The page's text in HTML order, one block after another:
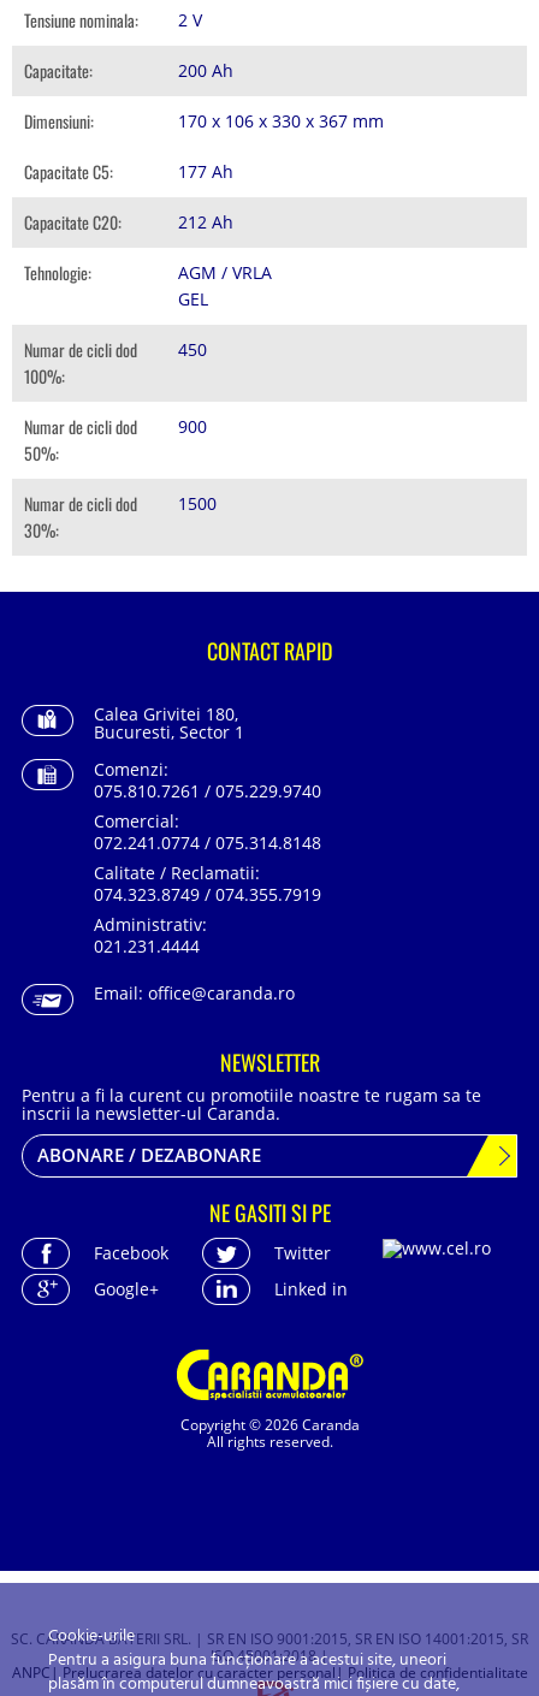
Tensiune nominala: 2 V
Capacitate: 200 Ah
Dimensiuni: 170 x 106 x 330 x 367 mm
Capacitate C5: 177 Ah
Capacitate C20: 212 Ah
Tehnologie:
AGM / VRLA
GEL
Numar de cicli dod
100%:
450
Numar de cicli dod
50%:
900
Numar de cicli dod
30%:
1500
Copyright © 2026 Caranda
All rights reserved.
CONTACT RAPID
Calea Grivitei 180,
Bucuresti, Sector 1
Comenzi:
075.810.7261 / 075.229.9740
Comercial:
072.241.0774 / 075.314.8148
Calitate / Reclamatii:
074.323.8749 / 074.355.7919
Administrativ:
021.231.4444
Email: office@caranda.ro
NEWSLETTER
Pentru a fi la curent cu promotiile noastre te rugam sa te
inscrii la newsletter-ul Caranda.
ABONARE / DEZABONARE
NE GASITI SI PE
Facebook
Twitter
Google+
Linked in
SC. CARANDA BATERII SRL. | SR EN ISO 9001:2015, SR EN ISO 14001:2015, SR
ISO 45001:2018 |
ANPC | Prelucrarea datelor cu caracter personal| Politica de confidentialitate
Cookie-urile
Pentru a asigura buna funcționare a acestui site, uneori
plasăm în computerul dumneavoastră mici fișiere cu date,